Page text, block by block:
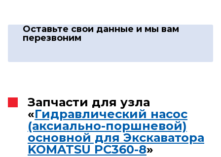
Оставьте свои данные и мы вам
перезвоним
Запчасти для узла
«Гидравлический насос
(аксиально-поршневой)
основной для Экскаватора
KOMATSU PC360-8»